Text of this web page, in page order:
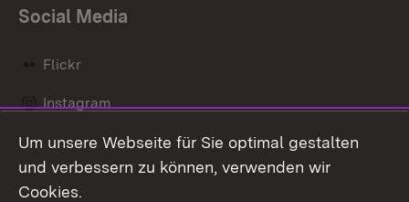
Social Media
Flickr
Instagram
Social Wall
Um unsere Webseite für Sie optimal gestalten
und verbessern zu können, verwenden wir
Cookies.